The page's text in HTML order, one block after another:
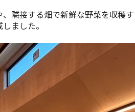
隣接する畑で新鮮な野菜を収穫
ました。